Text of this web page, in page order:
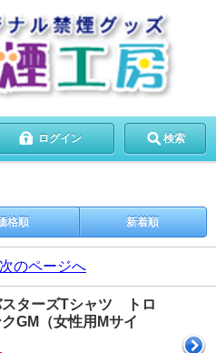
ログイン 検索
格順 新着順
次のページへ
スターズTシャツ トロ
GM（女性用Mサイ